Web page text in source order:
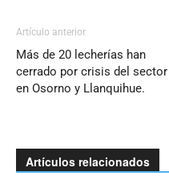
Artículo anterior
Más de 20 lecherías han
cerrado por crisis del sector
en Osorno y Llanquihue.
Artículos relacionados